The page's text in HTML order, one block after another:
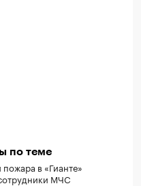
по теме
в «Гианте»
МЧС